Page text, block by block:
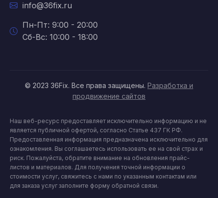
info@36fix.ru
Пн-Пт: 9:00 - 20:00
Сб-Вс: 10:00 - 18:00
© 2023 36Fix. Все права защищены. Разработка и
продвижение сайтов
Наш веб-ресурс предоставляет исключительно информацию и не
является публичной офертой, согласно Статье 437 ГК РФ.
Предоставленная информация предназначена исключительно для
ознакомления. Вы соглашаетесь использовать ее на свой страх и
риск. Пожалуйста, обратите внимание на обновления прайс-
листов и материалов. Для получения точной информации о
стоимости услуг, свяжитесь с нами по указанным контактам или
для заказа услуг заполните форму обратной связи.